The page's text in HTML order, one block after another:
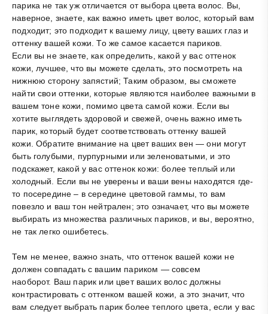
парика не так уж отличается от выбора цвета волос. Вы,
наверное, знаете, как важно иметь цвет волос, который вам
подходит; это подходит к вашему лицу, цвету ваших глаз и
оттенку вашей кожи. То же самое касается париков.
Если вы не знаете, как определить, какой у вас оттенок
кожи, лучшее, что вы можете сделать, это посмотреть на
нижнюю сторону запястий; Таким образом, вы сможете
найти свои оттенки, которые являются наиболее важными в
вашем тоне кожи, помимо цвета самой кожи. Если вы
хотите выглядеть здоровой и свежей, очень важно иметь
парик, который будет соответствовать оттенку вашей
кожи. Обратите внимание на цвет ваших вен — они могут
быть голубыми, пурпурными или зеленоватыми, и это
подскажет, какой у вас оттенок кожи: более теплый или
холодный. Если вы не уверены и ваши вены находятся где-
то посередине – в середине цветовой гаммы, то вам
повезло и ваш тон нейтрален; это означает, что вы можете
выбирать из множества различных париков, и вы, вероятно,
не так легко ошибетесь.
Тем не менее, важно знать, что оттенок вашей кожи не
должен совпадать с вашим париком — совсем
наоборот. Ваш парик или цвет ваших волос должны
контрастировать с оттенком вашей кожи, а это значит, что
вам следует выбрать парик более теплого цвета, если у вас